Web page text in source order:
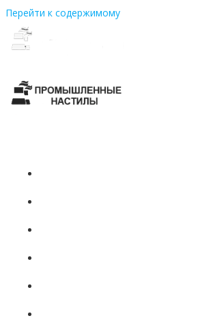
Перейти к содержимому